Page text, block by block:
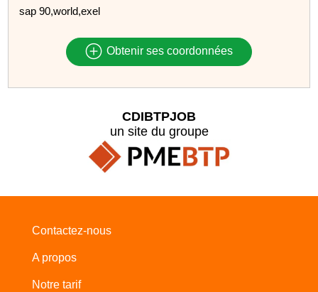
sap 90,world,exel
Obtenir ses coordonnées
CDIBTPJOB
un site du groupe
Contactez-nous
A propos
Notre tarif